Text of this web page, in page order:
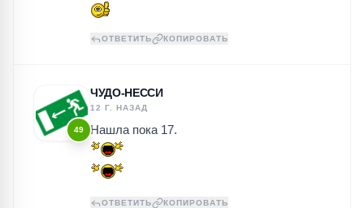
ОТВЕТИТЬ КОПИРОВАТЬ
49
ЧУДО-НЕССИ
12 Г. НАЗАД
Нашла пока 17.
ОТВЕТИТЬ КОПИРОВАТЬ